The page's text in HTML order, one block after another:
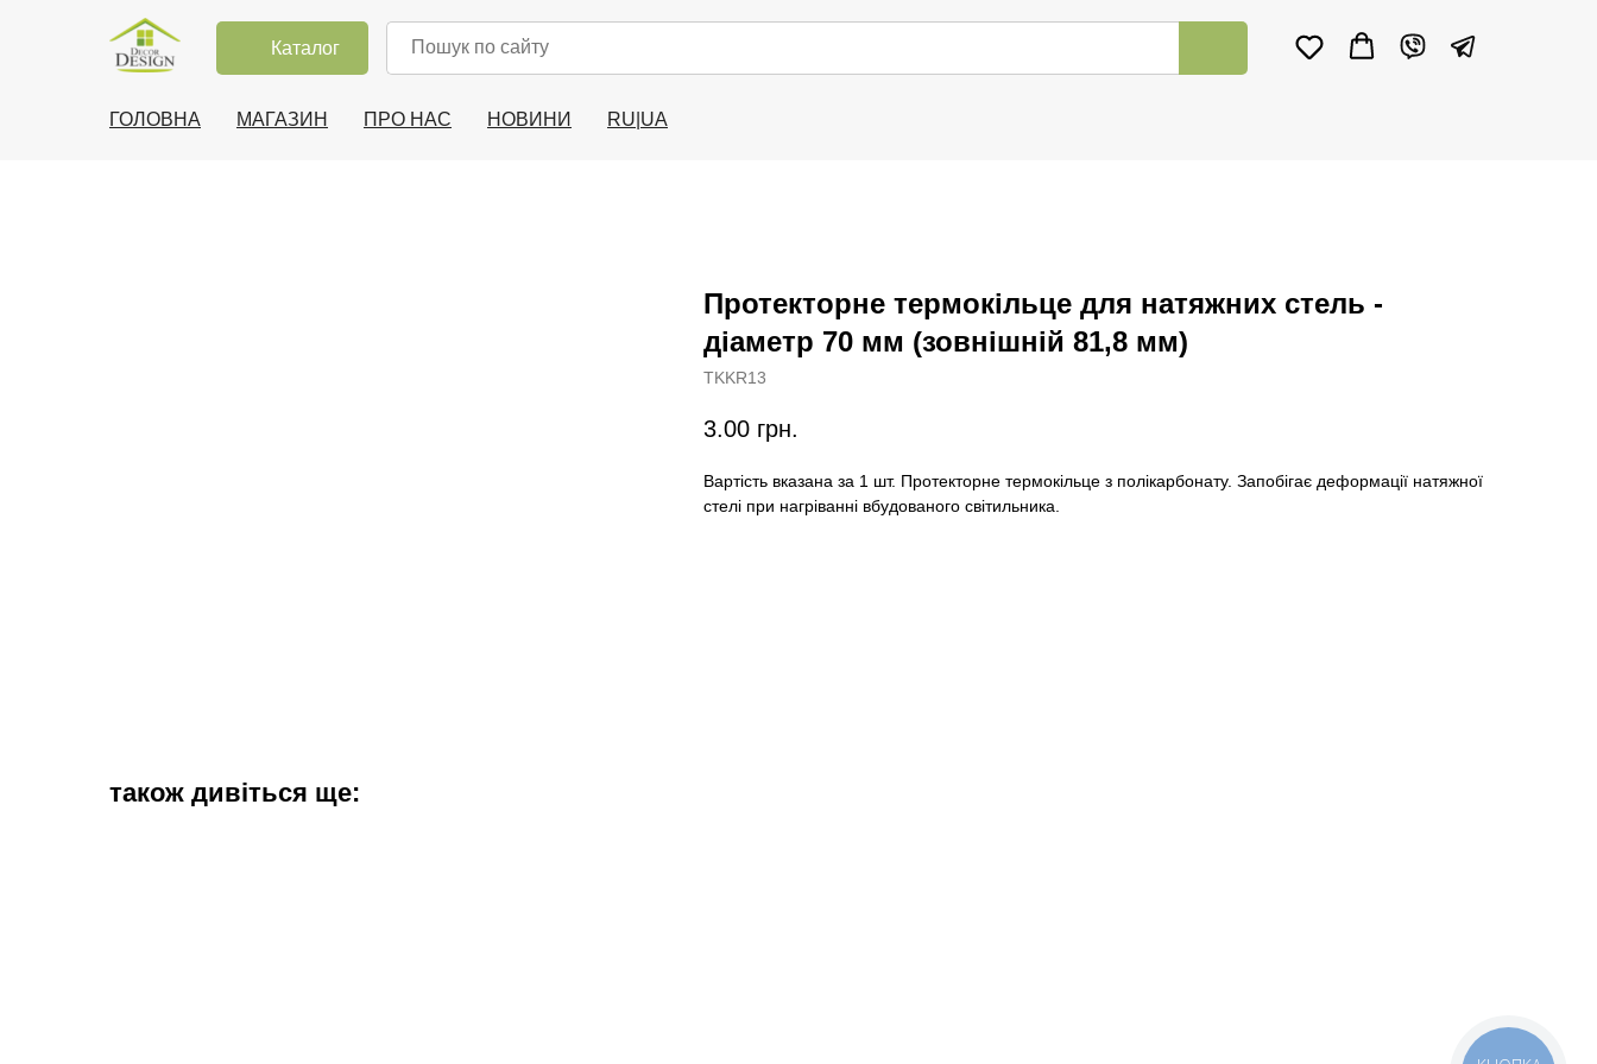
Каталог
ГОЛОВНА МАГАЗИН ПРО НАС НОВИНИ RU|UA
Протекторне термокільце для натяжних стель -
діаметр 70 мм (зовнішній 81,8 мм)
TKKR13
3.00 грн.
Вартість вказана за 1 шт. Протекторне термокільце з полікарбонату. Запобігає деформації натяжної
стелі при нагріванні вбудованого світильника.
також дивіться ще: